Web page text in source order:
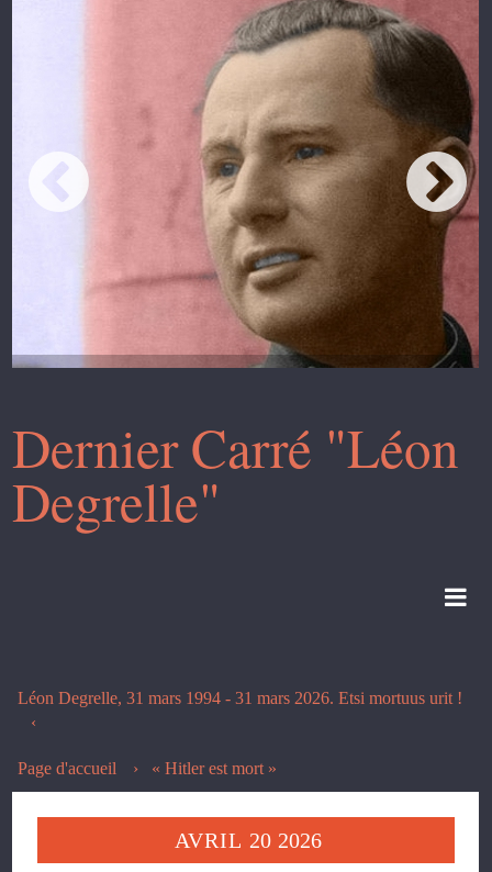
Dernier Carré "Léon
Degrelle"
Léon Degrelle, 31 mars 1994 - 31 mars 2026. Etsi mortuus urit !
Page d'accueil « Hitler est mort »
AVRIL 20 2026